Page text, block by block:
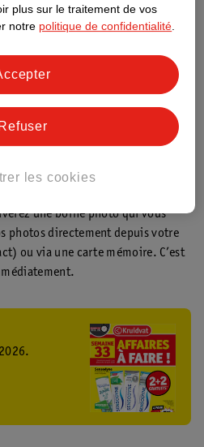
en magasin, rapidement et
de rester chez vous pour votre
une borne photo qui vous
photos directement depuis votre
ou via une carte mémoire. C’est
plus sur le traitement de vos
notre politique de confidentialité.
les cookies
Refuser